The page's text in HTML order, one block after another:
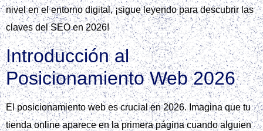
nivel en el entorno digital, ¡sigue leyendo para descubrir las
claves del SEO en 2026!
Introducción al
Posicionamiento Web 2026
El posicionamiento web es crucial en 2026. Imagina que tu
tienda online aparece en la primera página cuando alguien